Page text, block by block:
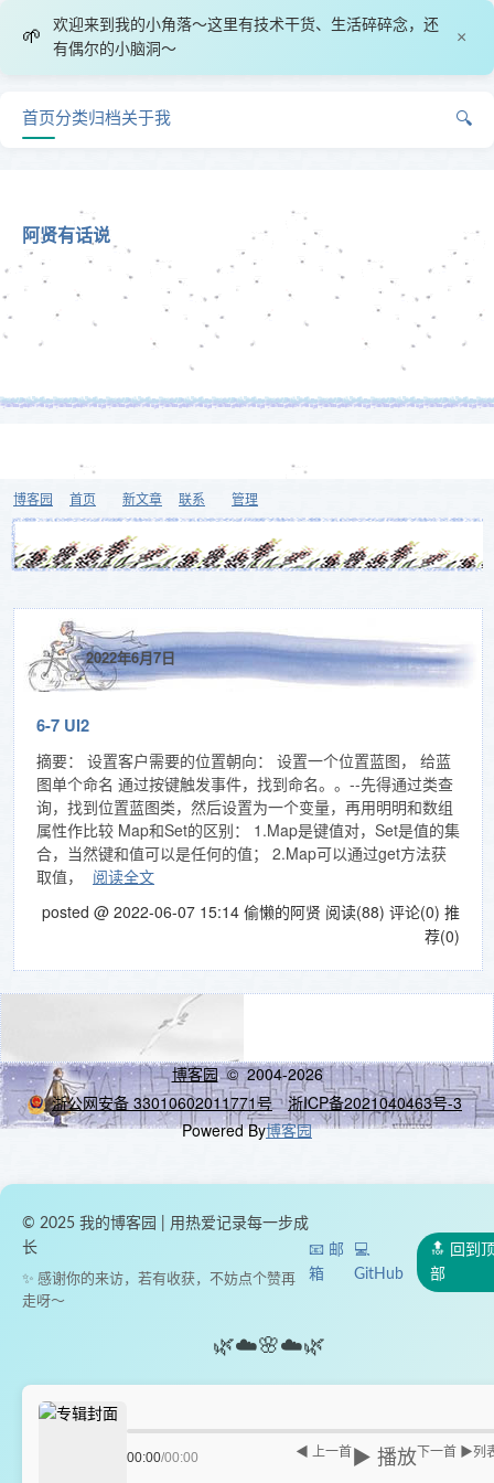
🌱
欢迎来到我的小角落～这里有技术干货、生活碎碎念，还
有偶尔的小脑洞～
×
首页 分类归档关于我 🔍
阿贤有话说
博客园 首页 新文章 联系 管理
2022年6月7日
6-7 UI2
摘要： 设置客户需要的位置朝向： 设置一个位置蓝图， 给蓝
图单个命名 通过按键触发事件，找到命名。。--先得通过类查
询，找到位置蓝图类，然后设置为一个变量，再用明明和数组
属性作比较 Map和Set的区别： 1.Map是键值对，Set是值的集
合，当然键和值可以是任何的值； 2.Map可以通过get方法获
取值，
阅读全文
posted @ 2022-06-07 15:14 偷懒的阿贤 阅读(88) 评论(0) 推
荐(0)
博客园© 2004-2026
浙公网安备 33010602011771号
浙ICP备2021040463号-3
Powered By博客园
© 2025 我的博客园 | 用热爱记录每一步成
长
✨ 感谢你的来访，若有收获，不妨点个赞再
走呀～
📧 邮
箱
💻
GitHub
🔝 回到
部
🌿☁️🌸☁️🌿
00:00/00:00 ◀ 上一首 ▶ 播放 下一首 ▶列